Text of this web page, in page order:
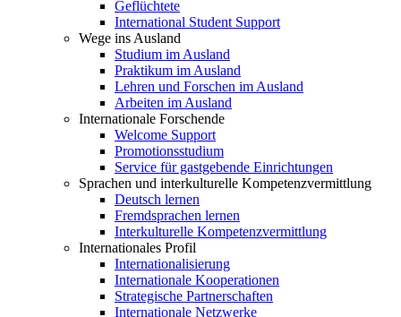
Geflüchtete
International Student Support
Wege ins Ausland
Studium im Ausland
Praktikum im Ausland
Lehren und Forschen im Ausland
Arbeiten im Ausland
Internationale Forschende
Welcome Support
Promotionsstudium
Service für gastgebende Einrichtungen
Sprachen und interkulturelle Kompetenzvermittlung
Deutsch lernen
Fremdsprachen lernen
Interkulturelle Kompetenzvermittlung
Internationales Profil
Internationalisierung
Internationale Kooperationen
Strategische Partnerschaften
Internationale Netzwerke